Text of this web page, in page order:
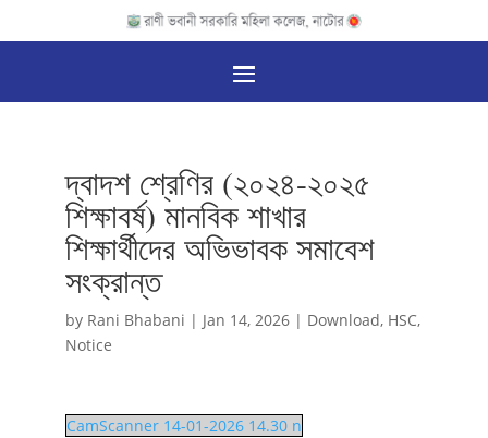
দ্বাদশ শ্রেণির (২০২৪-২০২৫
শিক্ষাবর্ষ) মানবিক শাখার
শিক্ষার্থীদের অভিভাবক সমাবেশ
সংক্রান্ত
by Rani Bhabani | Jan 14, 2026| Download, HSC,
Notice
CamScanner 14-01-2026 14.30 n